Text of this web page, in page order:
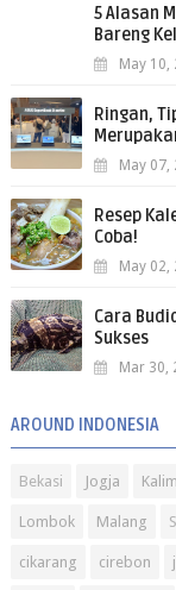
5 Alasan
Bareng
May 10,
Ringan,
May 07,
Resep
Coba!
May 02,
Cara
Sukses
Mar 30,
AROUND INDONESIA
Bekasi Jogja
Lombok Malang
cikarang cirebon